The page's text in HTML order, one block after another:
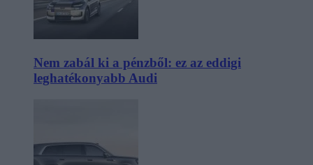
Nem zabál ki a pénzből: ez az eddigi
leghatékonyabb Audi